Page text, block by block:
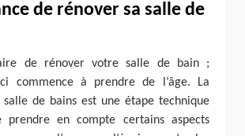
de rénover sa salle de
de rénover votre salle de bain ;
ci commence à prendre de l’âge. La
salle de bains est une étape technique
en compte certains aspects